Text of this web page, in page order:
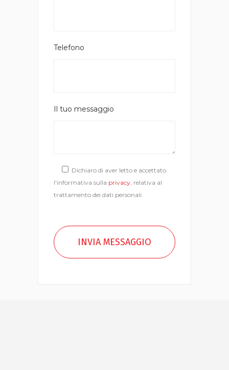
Telefono
Il tuo messaggio
Dichiaro di aver letto e accettato
l'informativa sulla privacy, relativa al
trattamento dei dati personali.